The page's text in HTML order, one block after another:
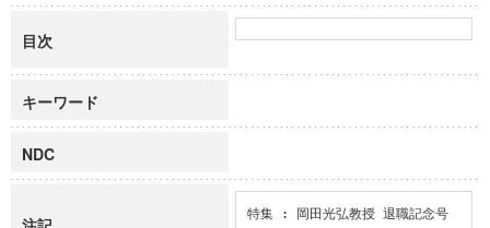
目次
キーワード
NDC
特集 : 岡田光弘教授 退職記念号